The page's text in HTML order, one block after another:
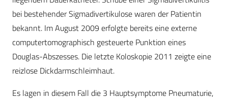
bei bestehender Sigmadivertikulose waren der Patientin
bekannt. Im August 2009 erfolgte bereits eine externe
computertomographisch gesteuerte Punktion eines
Douglas-Abszesses. Die letzte Koloskopie 2011 zeigte eine
reizlose Dickdarmschleimhaut.
Es lagen in diesem Fall die 3 Hauptsymptome Pneumaturie,